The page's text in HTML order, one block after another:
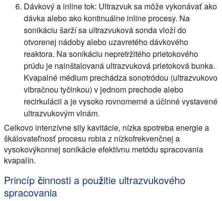
Dávkový a inline tok: Ultrazvuk sa môže vykonávať ako
dávka alebo ako kontinuálne inline procesy. Na
sonikáciu šarží sa ultrazvuková sonda vloží do
otvorenej nádoby alebo uzavretého dávkového
reaktora. Na sonikáciu nepretržitého prietokového
prúdu je nainštalovaná ultrazvuková prietoková bunka.
Kvapalné médium prechádza sonotródou (ultrazvukovo
vibračnou tyčinkou) v jednom prechode alebo
recirkulácii a je vysoko rovnomerné a účinné vystavené
ultrazvukovým vlnám.
Celkovo intenzívne sily kavitácie, nízka spotreba energie a
škálovateľnosť procesu robia z nízkofrekvenčnej a
vysokovýkonnej sonikácie efektívnu metódu spracovania
kvapalín.
Princíp činnosti a použitie ultrazvukového
spracovania